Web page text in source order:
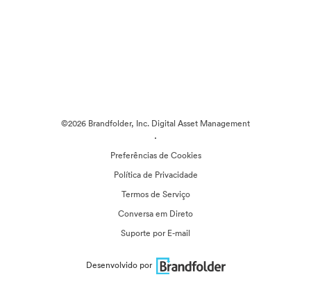
©2026 Brandfolder, Inc. Digital Asset Management
·
Preferências de Cookies
Política de Privacidade
Termos de Serviço
Conversa em Direto
Suporte por E-mail
Desenvolvido por